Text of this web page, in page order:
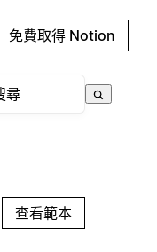
免費取得 Notion
查看範本